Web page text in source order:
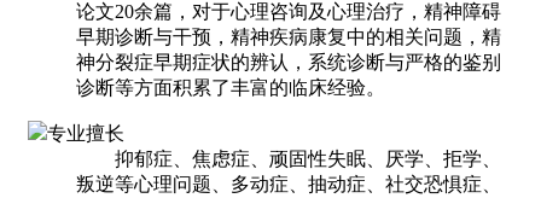
论文20余篇，对于心理咨询及心理治疗，精神障碍
早期诊断与干预，精神疾病康复中的相关问题，精
神分裂症早期症状的辨认，系统诊断与严格的鉴别
诊断等方面积累了丰富的临床经验。
专业擅长
抑郁症、焦虑症、顽固性失眠、厌学、拒学、
叛逆等心理问题、多动症、抽动症、社交恐惧症、